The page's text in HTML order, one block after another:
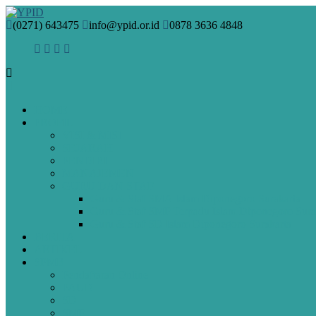
(0271) 643475 info@ypid.or.id 0878 3636 4848